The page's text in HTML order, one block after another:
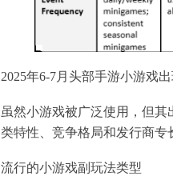
2025年6-7月头部手游小游戏
虽然小游戏被广泛使用，但
类特性、竞争格局和发行商专
流行的小游戏副玩法类型